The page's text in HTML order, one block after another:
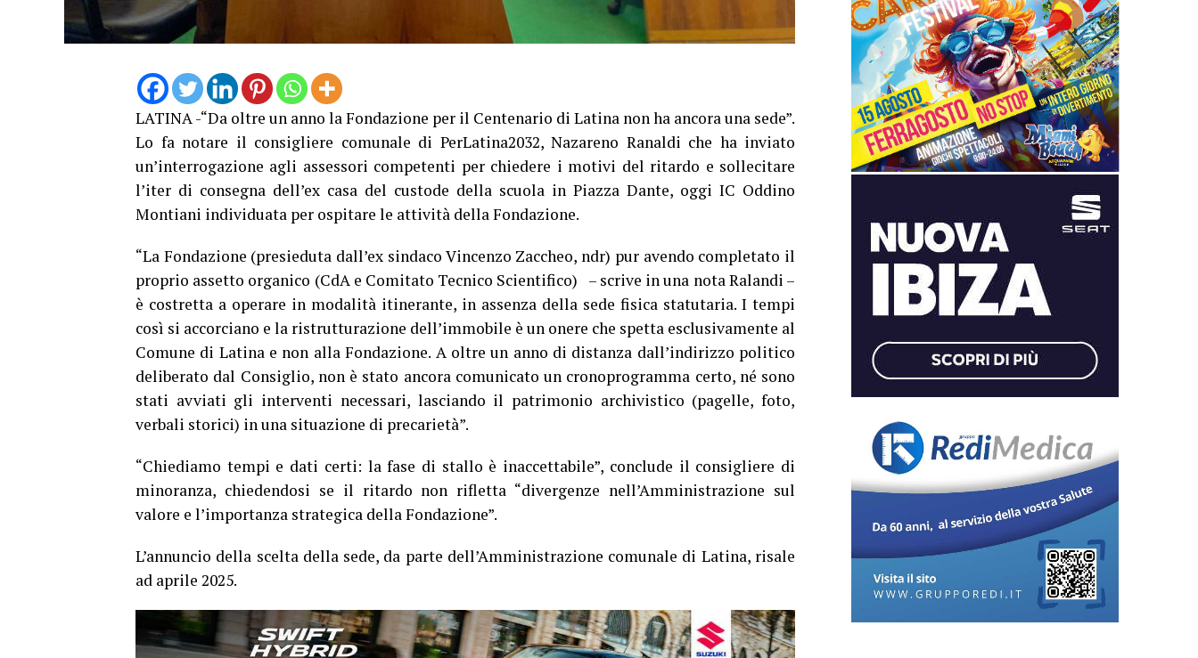
LATINA -“Da oltre un anno la Fondazione per il Centenario di Latina non ha ancora una sede”.
Lo fa notare il consigliere comunale di PerLatina2032, Nazareno Ranaldi che ha inviato
un’interrogazione agli assessori competenti per chiedere i motivi del ritardo e sollecitare
l’iter di consegna dell’ex casa del custode della scuola in Piazza Dante, oggi IC Oddino
Montiani individuata per ospitare le attività della Fondazione.
“La Fondazione (presieduta dall’ex sindaco Vincenzo Zaccheo, ndr) pur avendo completato il
proprio assetto organico (CdA e Comitato Tecnico Scientifico) – scrive in una nota Ralandi –
è costretta a operare in modalità itinerante, in assenza della sede fisica statutaria. I tempi
così si accorciano e la ristrutturazione dell’immobile è un onere che spetta esclusivamente al
Comune di Latina e non alla Fondazione. A oltre un anno di distanza dall’indirizzo politico
deliberato dal Consiglio, non è stato ancora comunicato un cronoprogramma certo, né sono
stati avviati gli interventi necessari, lasciando il patrimonio archivistico (pagelle, foto,
verbali storici) in una situazione di precarietà”.
“Chiediamo tempi e dati certi: la fase di stallo è inaccettabile”, conclude il consigliere di
minoranza, chiedendosi se il ritardo non rifletta “divergenze nell’Amministrazione sul
valore e l’importanza strategica della Fondazione”.
L’annuncio della scelta della sede, da parte dell’Amministrazione comunale di Latina, risale
ad aprile 2025.